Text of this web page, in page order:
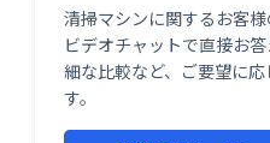
清掃マシンに関するお客
ビデオチャットで直接お
細な比較など、ご要望に
す。